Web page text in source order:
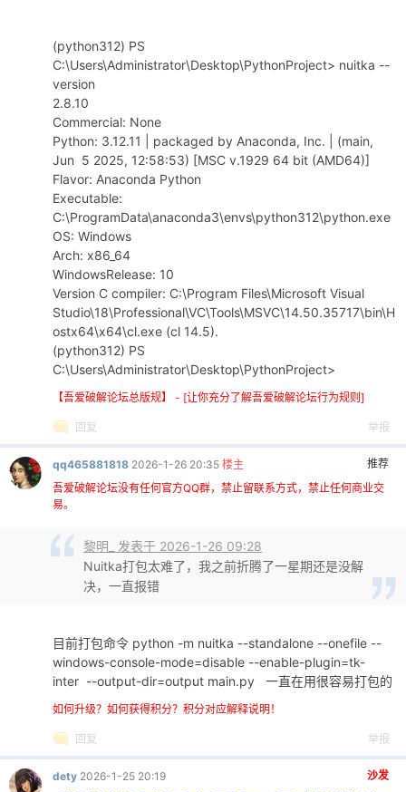
(python312) PS
C:\Users\Administrator\Desktop\PythonProject> nuitka --
version
2.8.10
Commercial: None
Python: 3.12.11 | packaged by Anaconda, Inc. | (main,
Jun 5 2025, 12:58:53) [MSC v.1929 64 bit (AMD64)]
Flavor: Anaconda Python
Executable:
C:\ProgramData\anaconda3\envs\python312\python.exe
OS: Windows
Arch: x86_64
WindowsRelease: 10
Version C compiler: C:\Program Files\Microsoft Visual
Studio\18\Professional\VC\Tools\MSVC\14.50.35717\bin\H
ostx64\x64\cl.exe (cl 14.5).
(python312) PS
C:\Users\Administrator\Desktop\PythonProject>
【吾爱破解论坛总版规】 - [让你充分了解吾爱破解论坛行为规则]
回复 举报
推荐
qq465881818 2026-1-26 20:35 楼主
吾爱破解论坛没有任何官方QQ群，禁止留联系方式，禁止任何商业交
易。
黎明_ 发表于 2026-1-26 09:28
Nuitka打包太难了，我之前折腾了一星期还是没解
决，一直报错
目前打包命令 python -m nuitka --standalone --onefile --
windows-console-mode=disable --enable-plugin=tk-
inter --output-dir=output main.py 一直在用很容易打包的
如何升级？如何获得积分？积分对应解释说明！
回复 举报
沙发
dety 2026-1-25 20:19